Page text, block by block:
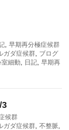
早期再分極症候群
ガダ症候群 ブログ
室細動 日記 早期再
3
候群
ガダ症候群 不整脈